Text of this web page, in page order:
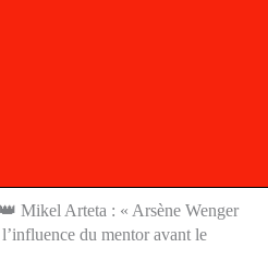
👑 Mikel Arteta : « Arsène Wenger
du mentor avant le